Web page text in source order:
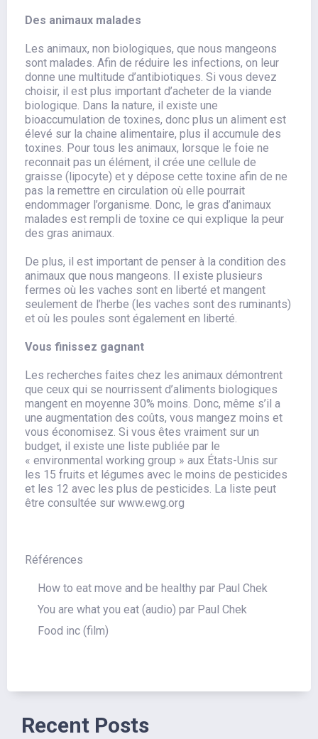
Des animaux malades
Les animaux, non biologiques, que nous mangeons
sont malades. Afin de réduire les infections, on leur
donne une multitude d’antibiotiques. Si vous devez
choisir, il est plus important d’acheter de la viande
biologique. Dans la nature, il existe une
bioaccumulation de toxines, donc plus un aliment est
élevé sur la chaine alimentaire, plus il accumule des
toxines. Pour tous les animaux, lorsque le foie ne
reconnait pas un élément, il crée une cellule de
graisse (lipocyte) et y dépose cette toxine afin de ne
pas la remettre en circulation où elle pourrait
endommager l’organisme. Donc, le gras d’animaux
malades est rempli de toxine ce qui explique la peur
des gras animaux.
De plus, il est important de penser à la condition des
animaux que nous mangeons. Il existe plusieurs
fermes où les vaches sont en liberté et mangent
seulement de l’herbe (les vaches sont des ruminants)
et où les poules sont également en liberté.
Vous finissez gagnant
Les recherches faites chez les animaux démontrent
que ceux qui se nourrissent d’aliments biologiques
mangent en moyenne 30% moins. Donc, même s’il a
une augmentation des coûts, vous mangez moins et
vous économisez. Si vous êtes vraiment sur un
budget, il existe une liste publiée par le
« environmental working group » aux États-Unis sur
les 15 fruits et légumes avec le moins de pesticides
et les 12 avec les plus de pesticides. La liste peut
être consultée sur www.ewg.org
Références
How to eat move and be healthy par Paul Chek
You are what you eat (audio) par Paul Chek
Food inc (film)
Recent Posts